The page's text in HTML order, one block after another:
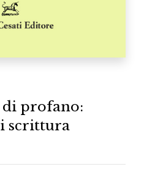
di profano:
scrittura